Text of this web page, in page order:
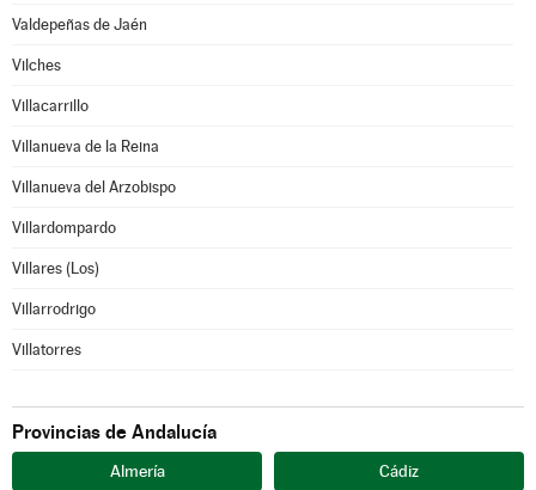
Valdepeñas de Jaén
Vilches
Villacarrillo
Villanueva de la Reina
Villanueva del Arzobispo
Villardompardo
Villares (Los)
Villarrodrigo
Villatorres
Provincias de Andalucía
Almería Cádiz